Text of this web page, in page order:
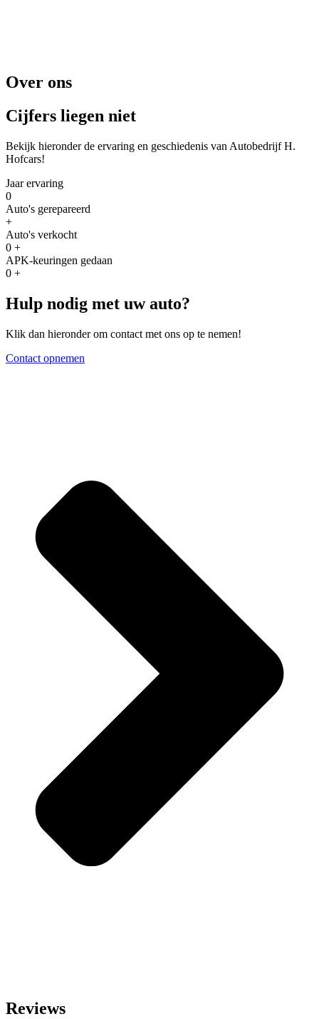
Over ons
Cijfers liegen niet
Bekijk hieronder de ervaring en geschiedenis van Autobedrijf H.
Hofcars!
Jaar ervaring
0
Auto's gerepareerd
+
Auto's verkocht
0 +
APK-keuringen gedaan
0 +
Hulp nodig met uw auto?
Klik dan hieronder om contact met ons op te nemen!
Contact opnemen
Reviews